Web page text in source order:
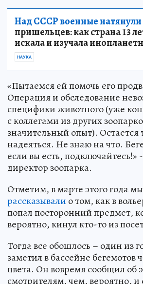
Над СССР военные натянули
пришельцев: как страна 13
искала и изучала
НАУКА
«Пытаемся ей помочь его
Операция и обследование
специфики животного (уже
с коллегами из других
значительный опыт). Остается
надеяться. Не знаю на что.
если вы есть, подключайтесь!»
директор зоопарка.
Отметим, в марте этого года
рассказывали о том, как в
попал посторонний предмет,
вероятно, кинул кто-то из
Тогда все обошлось – один из
заметил в бассейне бегемотов
цвета. Он вовремя сообщил об
смотрителям, чем, вероятно, и